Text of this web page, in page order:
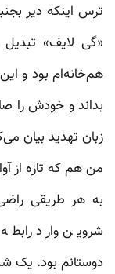
ترس اینکه دیر
«گی لایف»
هم‌خانه‌ام بود و
بداند و خودش را
زبان تهدید بیان
من‌ هم که تازه از
به هر طریقی
شروین وارد
دوستانم بود. یک